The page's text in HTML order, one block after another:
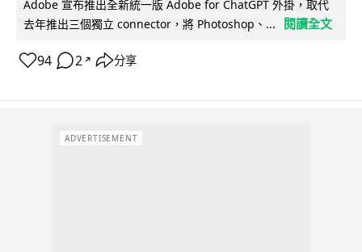
Adobe 宣布推出全新統一版 Adobe for ChatGPT 外掛，取代
去年推出三個獨立 connector，將 Photoshop、...
閱讀全文
94 2 ↗ 分享
ADVERTISEMENT